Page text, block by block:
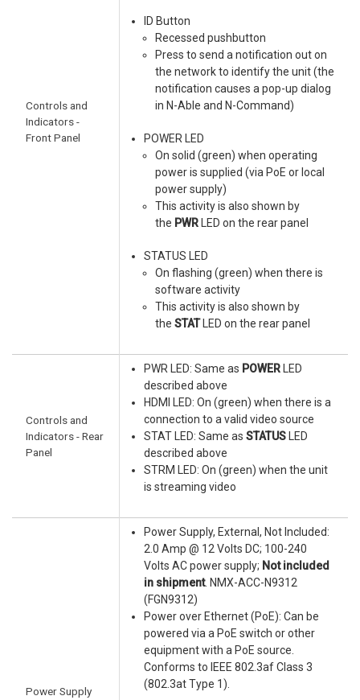
Controls and
Indicators -
Front Panel
ID Button
Recessed pushbutton
Press to send a notification out on
the network to identify the unit (the
notification causes a pop-up dialog
in N-Able and N-Command)
POWER LED
On solid (green) when operating
power is supplied (via PoE or local
power supply)
This activity is also shown by
the PWR LED on the rear panel
STATUS LED
On flashing (green) when there is
software activity
This activity is also shown by
the STATLED on the rear panel
Controls and
Indicators - Rear
Panel
PWR LED: Same as POWER LED
described above
HDMI LED: On (green) when there is a
connection to a valid video source
STAT LED: Same as STATUS LED
described above
STRM LED: On (green) when the unit
is streaming video
Power Supply
Power Supply, External, Not Included:
2.0 Amp @ 12 Volts DC; 100-240
Volts AC power supply; Not included
in shipment. NMX-ACC-N9312
(FGN9312)
Power over Ethernet (PoE): Can be
powered via a PoE switch or other
equipment with a PoE source.
Conforms to IEEE 802.3af Class 3
(802.3at Type 1).